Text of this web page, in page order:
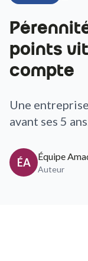
points
compte
Une
avant ses 5
ÉA Équipe
Auteur